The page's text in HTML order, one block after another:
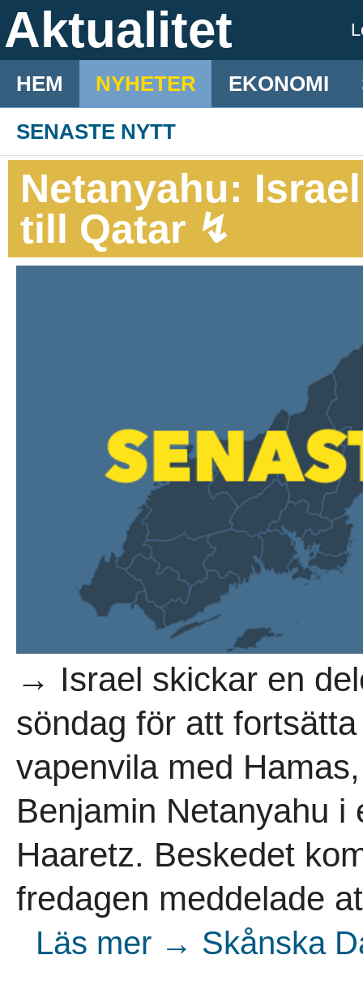
Aktualitet
HEM NYHETER EKONOMI
SENASTE NYTT
Netanyahu:
till Qatar ↯
→ Israel skickar en
söndag för att
vapenvila med
Benjamin Netanyahu i
Haaretz. Beskedet
fredagen meddelade
Läs mer → Skånska